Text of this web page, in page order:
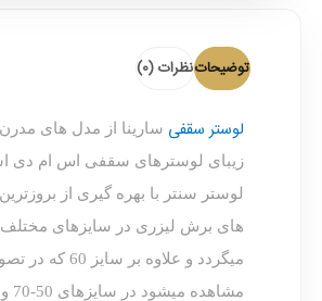
توضیحاتنظرات (0)
لوستر سقفی سارینا از مدل های مدرن
زیبای لوسترهای سقفی اس ام دی
لوستر سنتر با بهره گیری از
های برش لیزری در سایزهای مختلف
میگردد و علاوه بر سایز